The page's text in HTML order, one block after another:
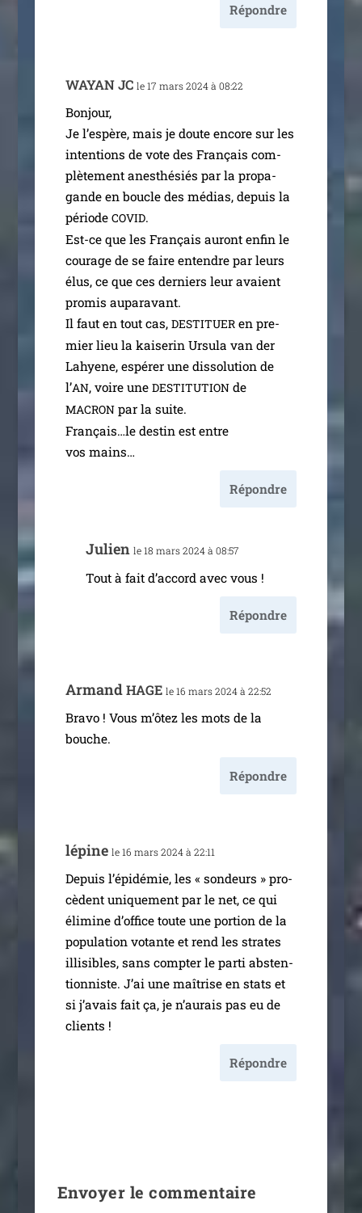
Répondre
WAYAN JC le 17 mars 2024 à 08:22
Bonjour,
Je l’es­père, mais je doute encore sur les
inten­tions de vote des Français com­
plè­te­ment anes­thé­siés par la pro­pa­
gande en boucle des médias, depuis la
période COVID.
Est-ce que les Français auront enfin le
cou­rage de se faire entendre par leurs
élus, ce que ces der­niers leur avaient
pro­mis aupa­ra­vant.
Il faut en tout cas, DESTITUERen pre­
mier lieu la kai­se­rin Ursula van der
Lahyene, espé­rer une dis­so­lu­tion de
l’AN, voire une DESTITUTIONde
MACRONpar la suite.
Français…le des­tin est entre
vos mains…
Répondre
Julien le 18 mars 2024 à 08:57
Tout à fait d’ac­cord avec vous !
Répondre
ArmandHAGE le 16 mars 2024 à 22:52
Bravo ! Vous m’ô­tez les mots de la
bouche.
Répondre
lépine le 16 mars 2024 à 22:11
Depuis l’é­pi­dé­mie, les « son­deurs » pro­
cèdent uni­que­ment par le net, ce qui
éli­mine d’of­fice toute une por­tion de la
popu­la­tion votante et rend les strates
illi­sibles, sans comp­ter le par­ti abs­ten­
tion­niste. J’ai une maî­trise en stats et
si j’a­vais fait ça, je n’au­rais pas eu de
clients !
Répondre
Envoyer le commentaire